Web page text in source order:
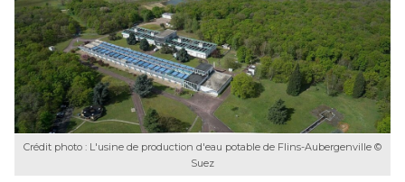
Crédit photo : L'usine de production d'eau potable de Flins-Aubergenville ©
Suez